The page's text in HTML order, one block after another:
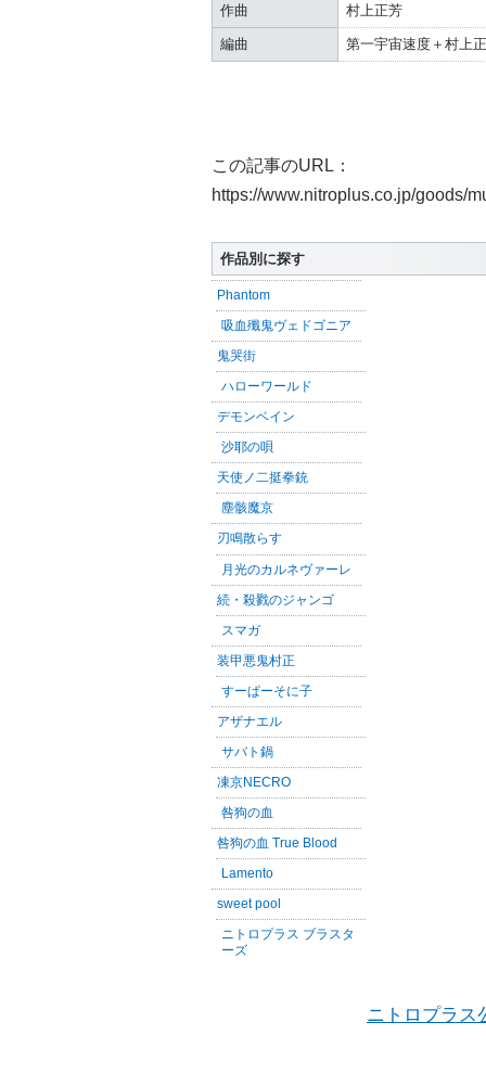
作曲 村上正芳
編曲 第一宇宙速度＋村上
この記事のURL：
https://www.nitroplus.co.jp/goods/
作品別に探す
Phantom
吸血殲鬼ヴェドゴニア
鬼哭街
ハローワールド
デモンベイン
沙耶の唄
天使ノ二挺拳銃
塵骸魔京
刃鳴散らす
月光のカルネヴァーレ
続・殺戮のジャンゴ
スマガ
装甲悪鬼村正
すーぱーそに子
アザナエル
サバト鍋
凍京NECRO
咎狗の血
咎狗の血 True Blood
Lamento
sweet pool
ニトロプラス ブラスタ
ーズ
ニトロプラス